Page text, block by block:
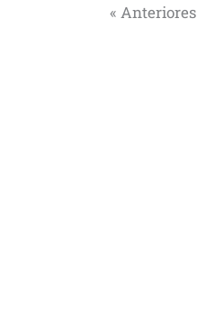
« Anteriores